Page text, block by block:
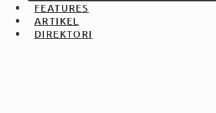
FEATURES
ARTIKEL
DIREKTORI